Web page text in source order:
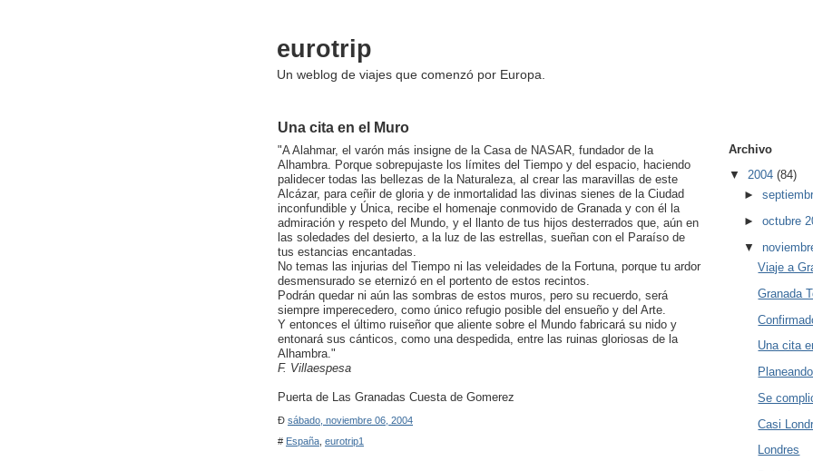
eurotrip
Un weblog de viajes que comenzó por Europa.
Una cita en el Muro
A Alahmar, el varón más insigne de la Casa de NASAR, fundador de la
Alhambra. Porque sobrepujaste los límites del Tiempo y del espacio, haciendo
palidecer todas las bellezas de la Naturaleza, al crear las maravillas de este
Alcázar, para ceñir de gloria y de inmortalidad las divinas sienes de la Ciudad
inconfundible y Única, recibe el homenaje conmovido de Granada y con él la
admiración y respeto del Mundo, y el llanto de tus hijos desterrados que, aún en
las soledades del desierto, a la luz de las estrellas, sueñan con el Paraíso de
tus estancias encantadas.
No temas las injurias del Tiempo ni las veleidades de la Fortuna, porque tu ardor
desmensurado se eternizó en el portento de estos recintos.
Podrán quedar ni aún las sombras de estos muros, pero su recuerdo, será
siempre imperecedero, como único refugio posible del ensueño y del Arte.
Y entonces el último ruiseñor que aliente sobre el Mundo fabricará su nido y
entonará sus cánticos, como una despedida, entre las ruinas gloriosas de la
Alhambra.
F. Villaespesa
Puerta de Las Granadas Cuesta de Gomerez
Ð sábado, noviembre 06, 2004
# España eurotrip1
Archivo
▼ 2004 (84)
►
► octubre
▼
Viaje a
Granada
Una cita
Se
Casi
Londres